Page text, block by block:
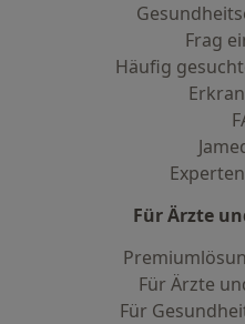
Frag
Häufig
Für Ärzte
Für Ärzte
Für